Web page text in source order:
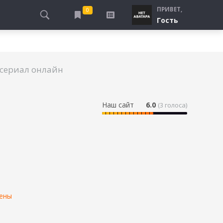
СПЕЦСЛУЖБЫ
ПРО ШКОЛУ, ПОДРОСТКОВ
0
БУДУ СМОТРЕТЬ
ПРИВЕТ,
Гость
онлайн
Наш сайт 6.0 (3 голоса)